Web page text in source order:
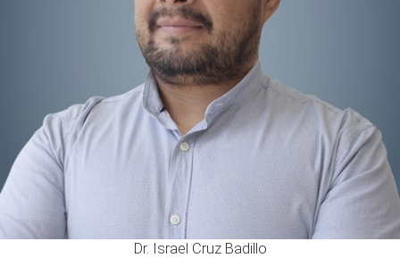
Dr. Israel Cruz Badillo